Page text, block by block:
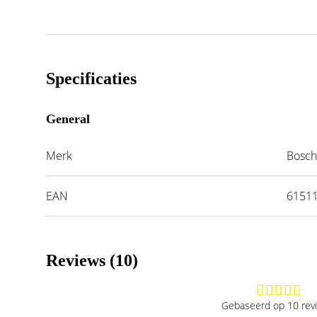
Specificaties
General
Merk Bosch
EAN
Reviews (10)
Gebaseerd op 10